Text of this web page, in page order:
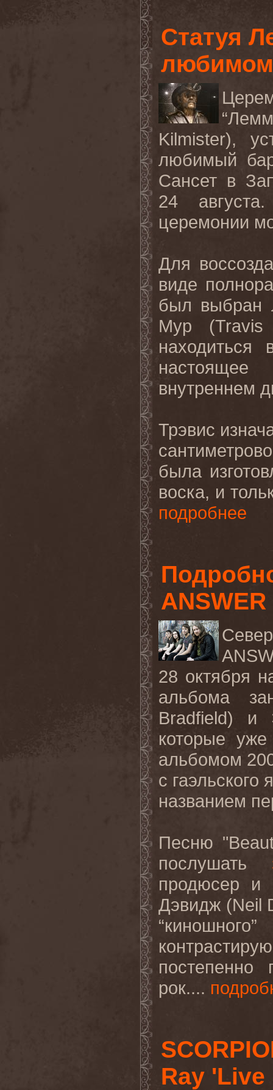
Статуя
Kilmister),
любимый
Сансет в
24
церемонии
Для
виде
был выбран
Мур (Travis
находиться
внутреннем
Трэвис
была
воска, и
подробнее
28 октября
альбома
Bradfield) и
которые
альбомом
с гаэльского
названием
Песню
послушать
продюсер и
Дэвидж (Neil
постепенно
рок....
Ray 'Live